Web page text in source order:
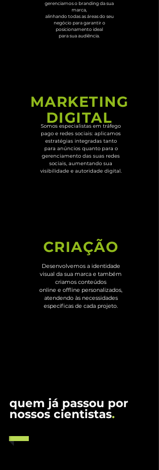
gerenciamos o branding da sua
marca,
alinhando todas as áreas do seu
negócio para garantir o
posicionamento ideal
para sua audiência.
MARKETING
DIGITAL
Somos especialistas em tráfego
pago e redes sociais: aplicamos
estratégias integradas tanto
para anúncios quanto para o
gerenciamento das suas redes
sociais, aumentando sua
visibilidade e autoridade digital.
Desenvolvemos a identidade
visual da sua marca e também
criamos conteúdos
online e offline personalizados,
atendendo às necessidades
específicas de cada projeto.
CRIAÇÃO
quem já passou por
nossos cientistas.